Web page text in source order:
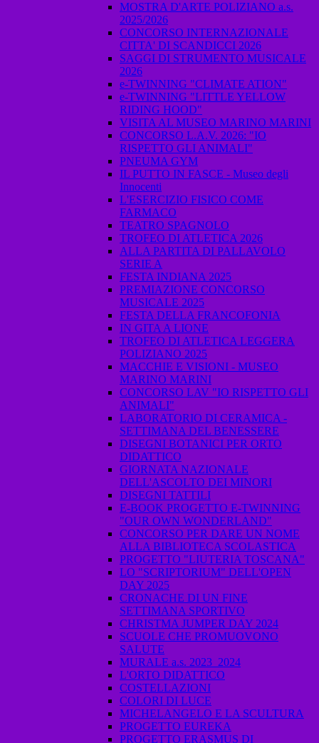
MOSTRA D'ARTE POLIZIANO a.s.
2025/2026
CONCORSO INTERNAZIONALE
CITTA' DI SCANDICCI 2026
SAGGI DI STRUMENTO MUSICALE
2026
e-TWINNING "CLIMATE ATION"
e-TWINNING "LITTLE YELLOW
RIDING HOOD"
VISITA AL MUSEO MARINO MARINI
CONCORSO L.A.V. 2026: "IO
RISPETTO GLI ANIMALI"
PNEUMA GYM
IL PUTTO IN FASCE - Museo degli
Innocenti
L'ESERCIZIO FISICO COME
FARMACO
TEATRO SPAGNOLO
TROFEO DI ATLETICA 2026
ALLA PARTITA DI PALLAVOLO
SERIE A
FESTA INDIANA 2025
PREMIAZIONE CONCORSO
MUSICALE 2025
FESTA DELLA FRANCOFONIA
IN GITA A LIONE
TROFEO DI ATLETICA LEGGERA
POLIZIANO 2025
MACCHIE E VISIONI - MUSEO
MARINO MARINI
CONCORSO LAV "IO RISPETTO GLI
ANIMALI"
LABORATORIO DI CERAMICA -
SETTIMANA DEL BENESSERE
DISEGNI BOTANICI PER ORTO
DIDATTICO
GIORNATA NAZIONALE
DELL'ASCOLTO DEI MINORI
DISEGNI TATTILI
E-BOOK PROGETTO E-TWINNING
"OUR OWN WONDERLAND"
CONCORSO PER DARE UN NOME
ALLA BIBLIOTECA SCOLASTICA
PROGETTO "LIUTERIA TOSCANA"
LO "SCRIPTORIUM" DELL'OPEN
DAY 2025
CRONACHE DI UN FINE
SETTIMANA SPORTIVO
CHRISTMA JUMPER DAY 2024
SCUOLE CHE PROMUOVONO
SALUTE
MURALE a.s. 2023_2024
L'ORTO DIDATTICO
COSTELLAZIONI
COLORI DI LUCE
MICHELANGELO E LA SCULTURA
PROGETTO EUREKA
PROGETTO ERASMUS DI